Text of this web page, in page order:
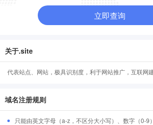
立即查询
关于.site
代表站点、网站，极具识别度，利于网站推广，互联网
域名注册规则
只能由英文字母（a-z，不区分大小写）、数字（0-9